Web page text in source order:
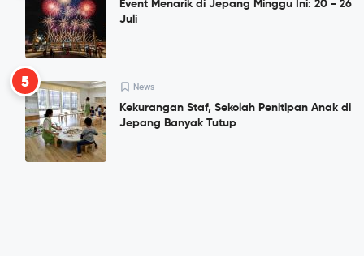
Event Menarik di Jepang Minggu Ini: 20 - 26
Juli
5 News
Kekurangan Staf, Sekolah Penitipan Anak di
Jepang Banyak Tutup